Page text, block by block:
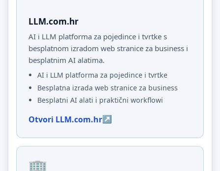
LLM.com.hr
AI i LLM platforma za pojedince i tvrtke s
besplatnom izradom web stranice za business i
besplatnim AI alatima.
AI i LLM platforma za pojedince i tvrtke
Besplatna izrada web stranice za business
Besplatni AI alati i praktični workflowi
Otvori LLM.com.hr